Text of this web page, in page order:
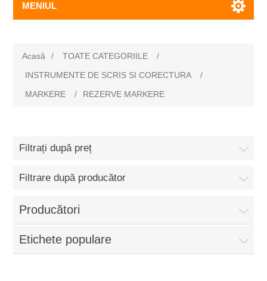
MENIUL
Acasă / TOATE CATEGORIILE
/
INSTRUMENTE DE SCRIS SI CORECTURA
/
MARKERE
/ REZERVE MARKERE
Filtrați după preț
Filtrare după producător
Producători
Etichete populare